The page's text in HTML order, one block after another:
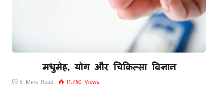
मधुमेह, योग और चिकित्सा विज्ञान
5 Mins Read 11,760 Views